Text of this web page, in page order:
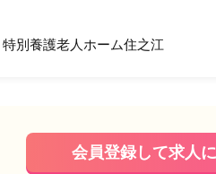
特別養護老人ホーム住之江
会員登録して求人